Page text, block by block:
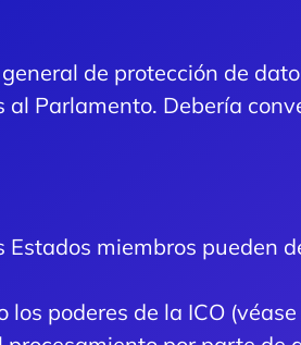
de protección de
Parlamento. Debería
miembros pueden
poderes de la ICO